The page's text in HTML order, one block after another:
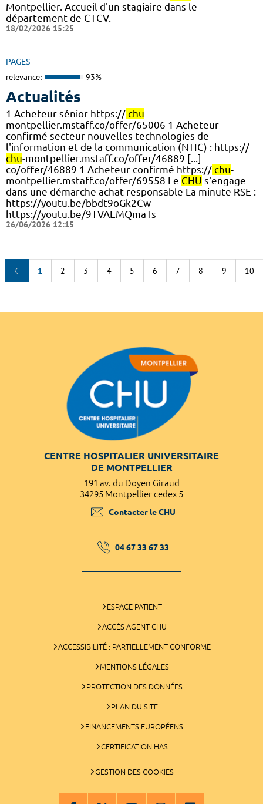
Montpellier. Accueil d'un stagiaire dans le
département de CTCV.
18/02/2026 15:25
PAGES
relevance: 93%
Actualités
1 Acheteur sénior https:// chu-
montpellier.mstaff.co/offer/65006 1 Acheteur
confirmé secteur nouvelles technologies de
l'information et de la communication (NTIC) : https://
chu-montpellier.mstaff.co/offer/46889 [...]
co/offer/46889 1 Acheteur confirmé https:// chu-
montpellier.mstaff.co/offer/69558 Le CHU s'engage
dans une démarche achat responsable La minute RSE :
https://youtu.be/bbdt9oGk2Cw
https://youtu.be/9TVAEMQmaTs
26/06/2026 12:15
1 2 3 4 5 6 7 8 9 10
CENTRE HOSPITALIER UNIVERSITAIRE
DE MONTPELLIER
191 av. du Doyen Giraud
34295 Montpellier cedex 5
Contacter le CHU
04 67 33 67 33
ESPACE PATIENT
ACCÈS AGENT CHU
ACCESSIBILITÉ : PARTIELLEMENT CONFORME
MENTIONS LÉGALES
PROTECTION DES DONNÉES
PLAN DU SITE
FINANCEMENTS EUROPÉENS
CERTIFICATION HAS
GESTION DES COOKIES